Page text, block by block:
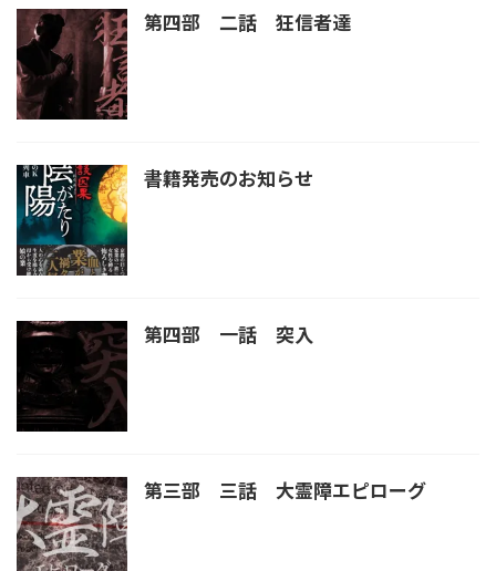
第四部 二話 狂信者達
書籍発売のお知らせ
第四部 一話 突入
第三部 三話 大霊障エピローグ